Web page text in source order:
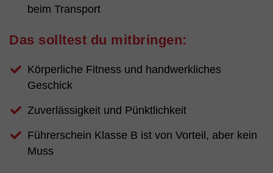
beim Transport
Das solltest du mitbringen:
Körperliche Fitness und handwerkliches
Geschick
Zuverlässigkeit und Pünktlichkeit
Führerschein Klasse B ist von Vorteil, aber kein
Muss